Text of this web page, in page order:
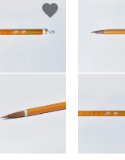
favorite